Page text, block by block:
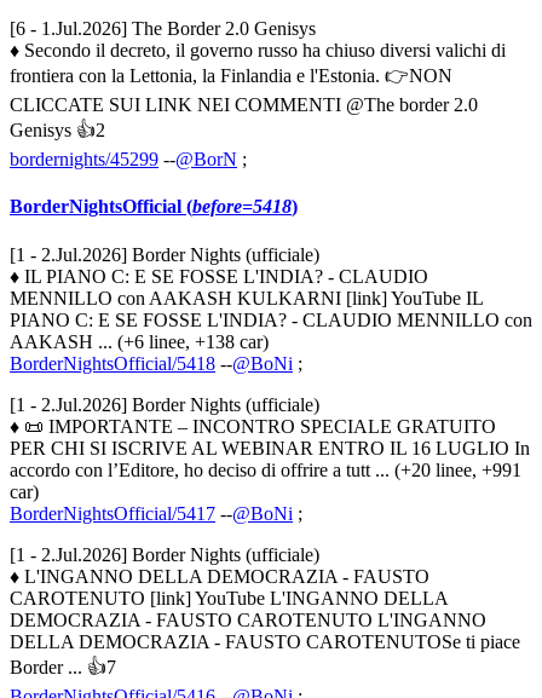
[6 - 1.Jul.2026] The Border 2.0 Genisys
♦ Secondo il decreto, il governo russo ha chiuso diversi valichi di
frontiera con la Lettonia, la Finlandia e l'Estonia. 👉NON
CLICCATE SUI LINK NEI COMMENTI @The border 2.0
Genisys 👍2
bordernights/45299 --@BorN ;
BorderNightsOfficial (before=5418)
[1 - 2.Jul.2026] Border Nights (ufficiale)
♦ IL PIANO C: E SE FOSSE L'INDIA? - CLAUDIO
MENNILLO con AAKASH KULKARNI [link] YouTube IL
PIANO C: E SE FOSSE L'INDIA? - CLAUDIO MENNILLO con
AAKASH ... (+6 linee, +138 car)
BorderNightsOfficial/5418 --@BoNi ;
[1 - 2.Jul.2026] Border Nights (ufficiale)
♦ 📜 IMPORTANTE – INCONTRO SPECIALE GRATUITO
PER CHI SI ISCRIVE AL WEBINAR ENTRO IL 16 LUGLIO In
accordo con l’Editore, ho deciso di offrire a tutt ... (+20 linee, +991
car)
BorderNightsOfficial/5417 --@BoNi ;
[1 - 2.Jul.2026] Border Nights (ufficiale)
♦ L'INGANNO DELLA DEMOCRAZIA - FAUSTO
CAROTENUTO [link] YouTube L'INGANNO DELLA
DEMOCRAZIA - FAUSTO CAROTENUTO L'INGANNO
DELLA DEMOCRAZIA - FAUSTO CAROTENUTOSe ti piace
Border ... 👍7